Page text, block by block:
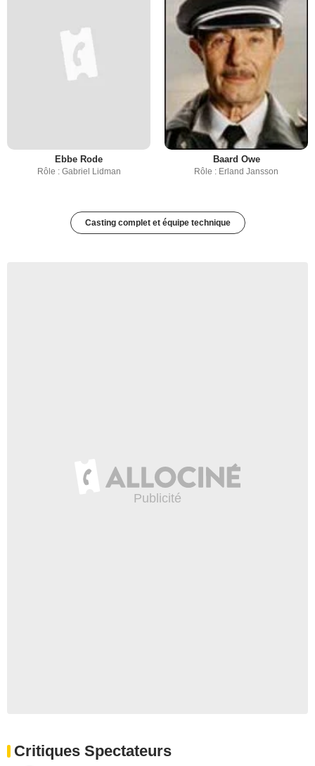
Ebbe Rode
Rôle : Gabriel Lidman
Baard Owe
Rôle : Erland Jansson
Casting complet et équipe technique
Critiques Spectateurs